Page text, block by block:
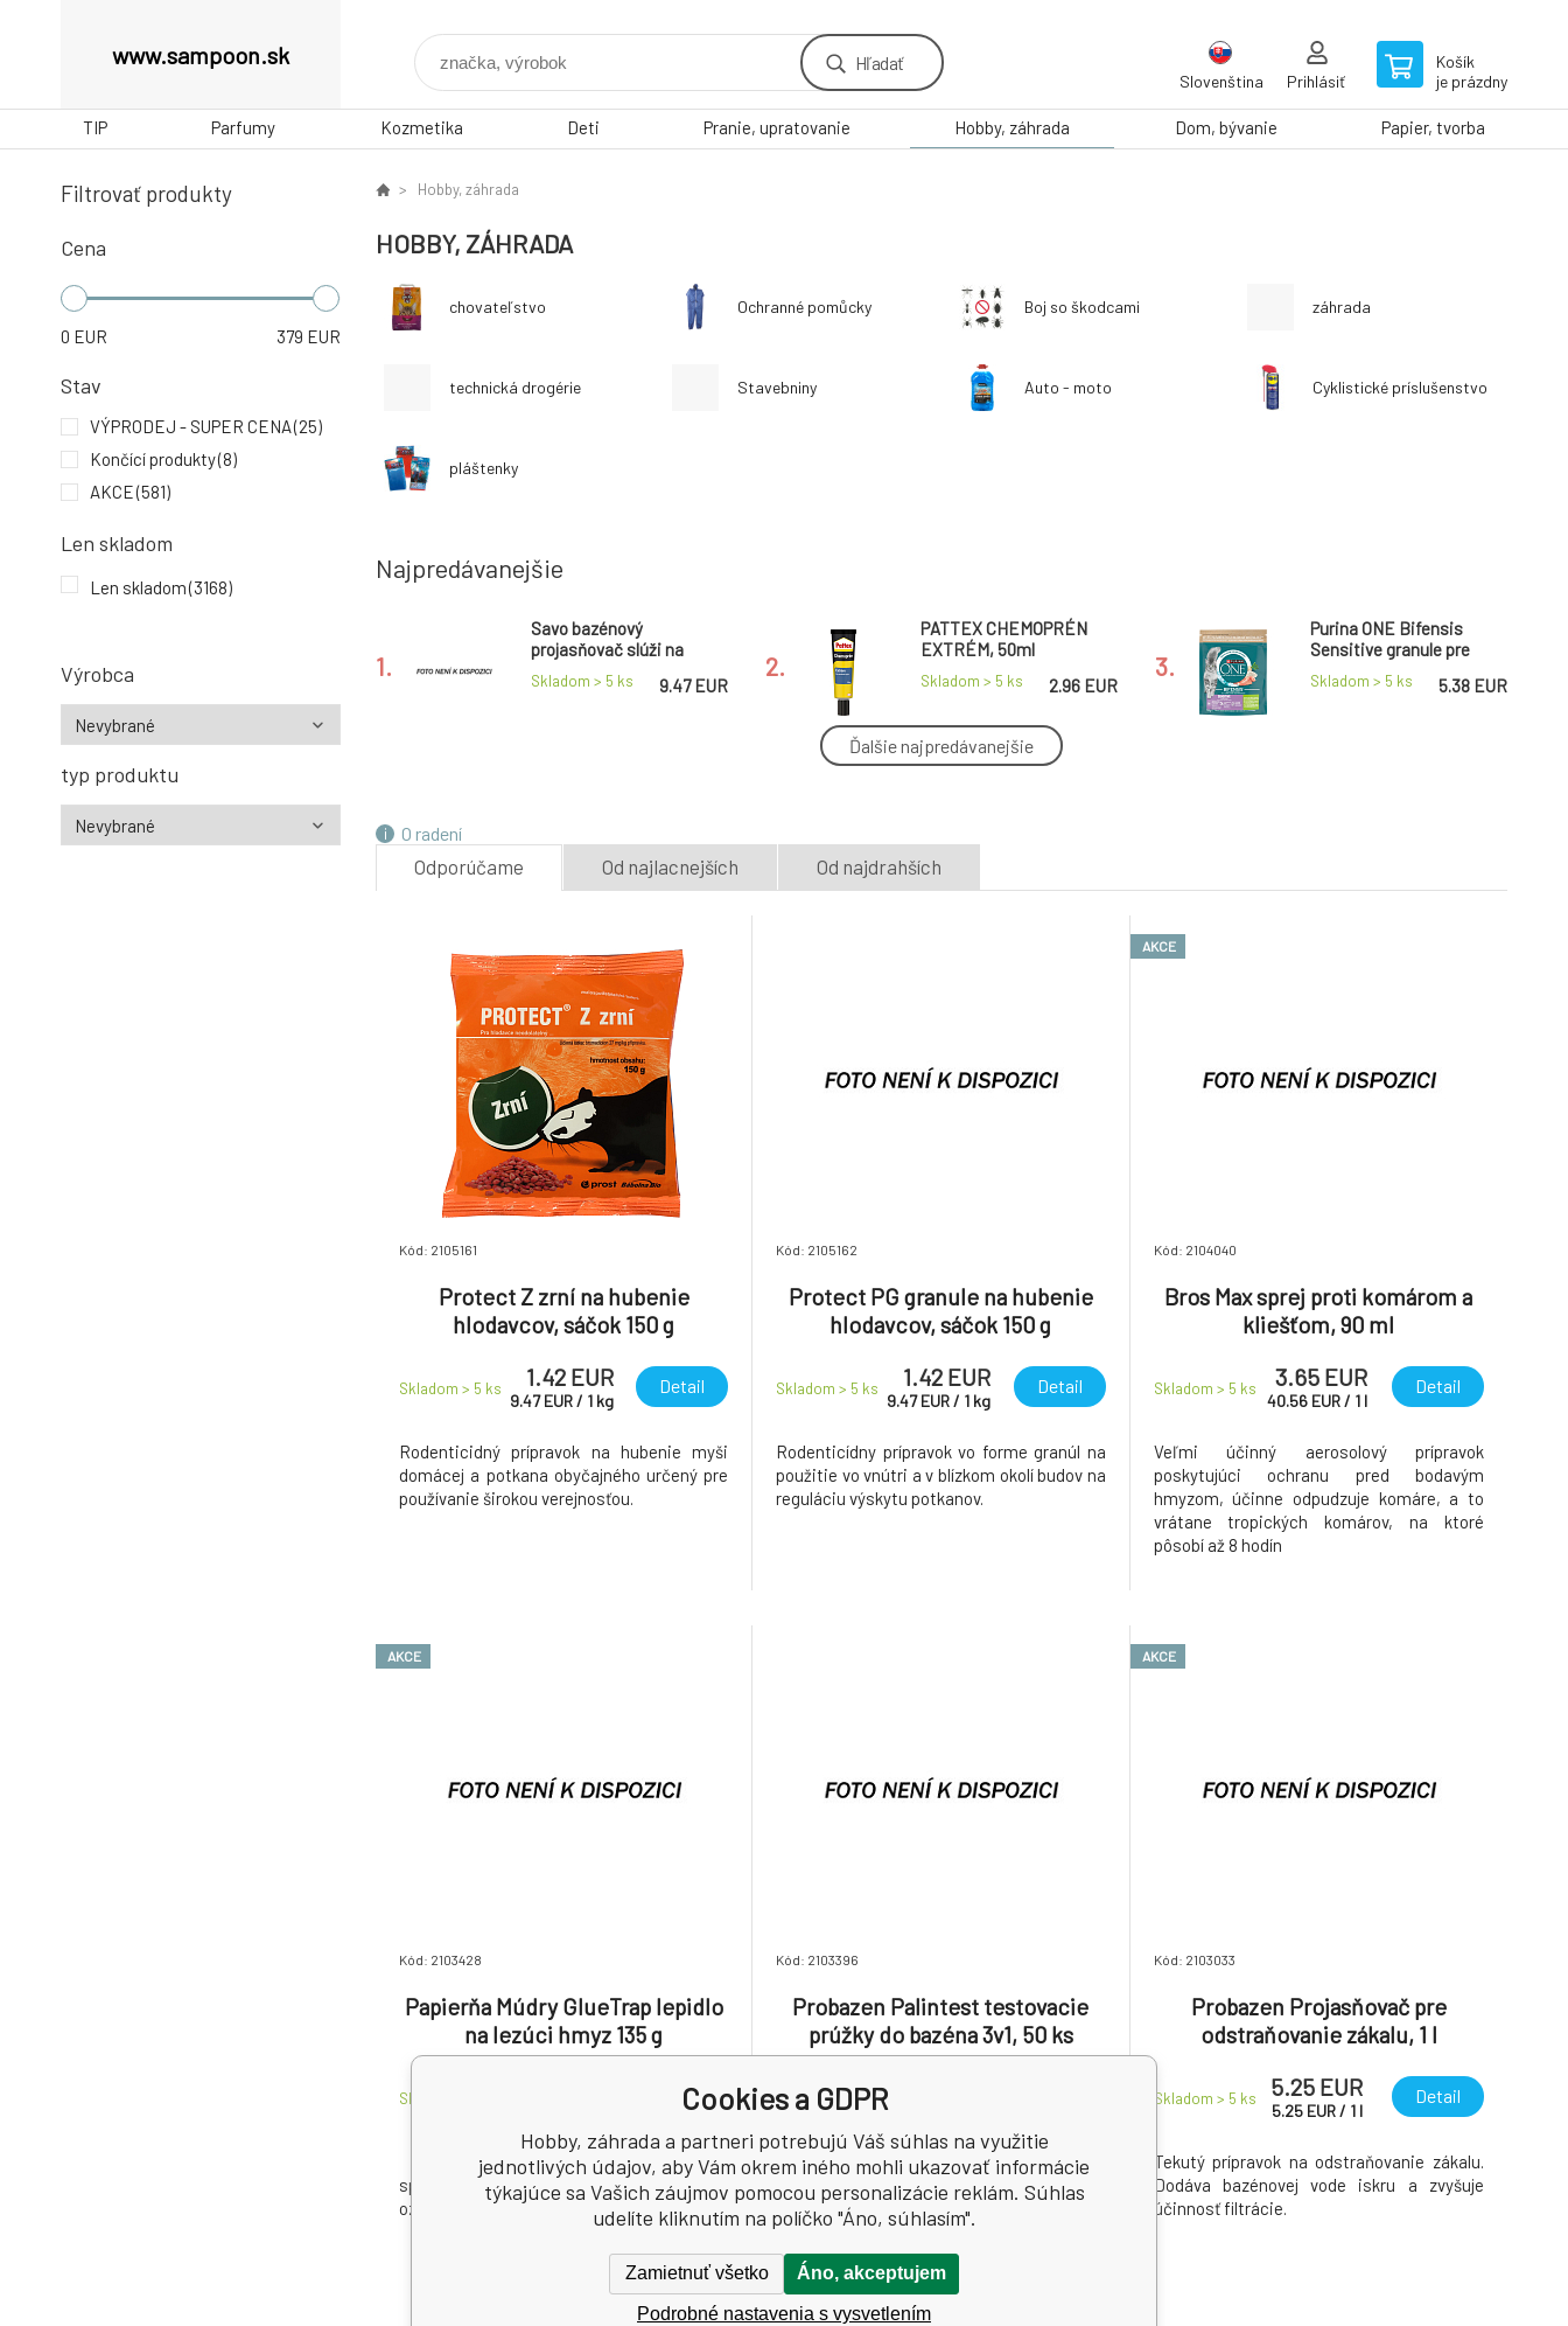
www.sampoon.sk Hľadať
Slovenština Prihlásiť
Košík
je prázdny
TIP Parfumy Kozmetika Deti Pranie, upratovanie Hobby, záhrada Dom, bývanie Papier, tvorba
Filtrovať produkty
Cena
0 EUR 379 EUR
Stav
VÝPRODEJ - SUPER CENA(25)
Končící produkty(8)
AKCE(581)
Len skladom
Len skladom(3168)
Výrobca
typ produktu
Hobby, záhrada
HOBBY, ZÁHRADA
chovateľstvo Ochranné pomůcky Boj so škodcami záhrada
technická drogérie Stavebniny Auto - moto Cyklistické príslušenstvo
pláštenky
Najpredávanejšie
1.
Savo bazénový
projasňovač slúži na
vyvločkovanie nečistôt,
900 g - dopredaj 409.
Skladom > 5 ks 9.47 EUR
2.
PATTEX CHEMOPRÉN
EXTRÉM, 50ml
Skladom > 5 ks 2.96 EUR
3.
Purina ONE Bifensis
Sensitive granule pre
mačky morčacie a ryža,
750 g
Skladom > 5 ks 5.38 EUR
Purina ONE Bifensis
Festtape Lemovka
Ďalšie najpredávanejšie
O radení
Odporúčame Od najlacnejších Od najdrahších
Kód: 2105161
Protect Z zrní na hubenie
hlodavcov, sáčok 150 g
Skladom > 5 ks 1.42 EUR
9.47 EUR/ 1 kg
Detail
Rodenticidný prípravok na hubenie myši
domácej a potkana obyčajného určený pre
používanie širokou verejnosťou.
Kód: 2105162
Protect PG granule na hubenie
hlodavcov, sáčok 150 g
Skladom > 5 ks 1.42 EUR
9.47 EUR / 1 kg
Detail
Rodenticídny prípravok vo forme granúl na
použitie vo vnútri a v blízkom okolí budov na
reguláciu výskytu potkanov.
AKCE
Kód: 2104040
Bros Max sprej proti komárom a
kliešťom, 90 ml
Skladom > 5 ks 3.65 EUR
40.56 EUR/ 1 l
Detail
Veľmi účinný aerosolový prípravok
poskytujúci ochranu pred bodavým
hmyzom, účinne odpudzuje komáre, a to
vrátane tropických komárov, na ktoré
pôsobí až 8 hodín
AKCE
Kód: 2103428
Papierňa Múdry GlueTrap lepidlo
na lezúci hmyz 135 g
Skladom > 5 Detail
Používajte biocídne prípravky bezpečným
spôsobom. Pred použitím si vždy prečítajte
označenie a informácie o prípravku.
Kód: 2103396
Probazen Palintest testovacie
prúžky do bazéna 3v1, 50 ks
Skladom > 5ks
0.29
Pomocou týchto testovacích prúžkov
Probazen do bazénovej vody 3v1 určíte pH,
koncentráciu voľného chlóru a celkovú
alkalitu v bazéne. Prúžky sú ideálne pre
domácich používateľov.
AKCE
Kód: 2103033
Probazen Projasňovač pre
odstraňovanie zákalu, 1 l
Skladom > 5 ks 5.25 EUR
5.25 EUR/ 1 l
Detail
Tekutý prípravok na odstraňovanie zákalu.
Dodáva bazénovej vode iskru a zvyšuje
účinnosť filtrácie.
Cookies a GDPR
Hobby, záhrada a partneri potrebujú Váš súhlas na využitie
jednotlivých údajov, aby Vám okrem iného mohli ukazovať informácie
týkajúce sa Vašich záujmov pomocou personalizácie reklám. Súhlas
udelíte kliknutím na políčko "Áno, súhlasím".
Zamietnuť všetko Áno, akceptujem
Podrobné nastavenia s vysvetlením